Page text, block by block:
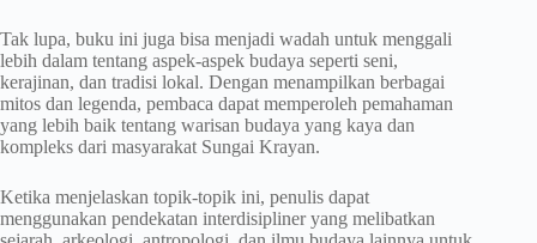
Tak lupa, buku ini juga bisa menjadi wadah untuk menggali
lebih dalam tentang aspek-aspek budaya seperti seni,
kerajinan, dan tradisi lokal. Dengan menampilkan berbagai
mitos dan legenda, pembaca dapat memperoleh pemahaman
yang lebih baik tentang warisan budaya yang kaya dan
kompleks dari masyarakat Sungai Krayan.
Ketika menjelaskan topik-topik ini, penulis dapat
menggunakan pendekatan interdisipliner yang melibatkan